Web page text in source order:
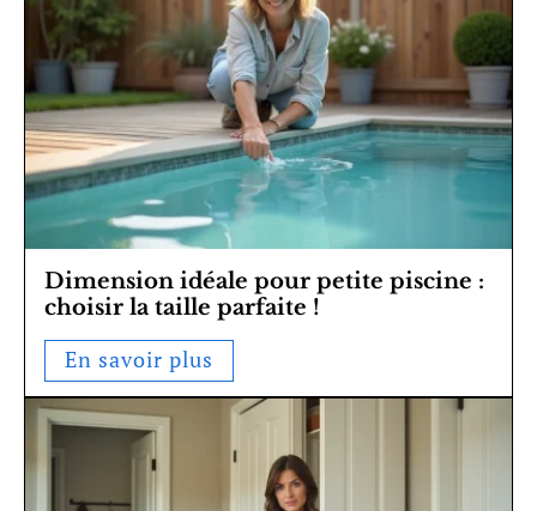
Dimension idéale pour petite piscine :
choisir la taille parfaite !
En savoir plus